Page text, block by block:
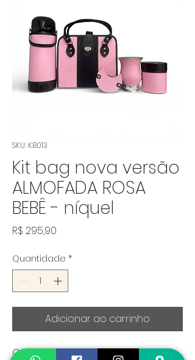
SKU: KB013
Kit bag nova versão
ALMOFADA ROSA
BEBÊ - níquel
R$ 295,90
Quantidade *
Adicionar ao carrinho
Composto por 5 peças: mateira,